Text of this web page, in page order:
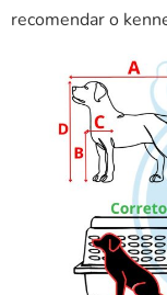
recomendar o